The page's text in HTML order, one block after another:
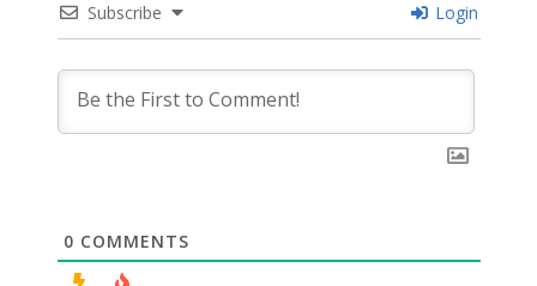
Subscribe Login
0 COMMENTS